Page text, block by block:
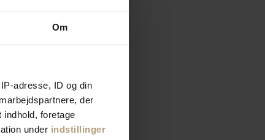
Om
adresse, ID og din
der
indhold, foretage
under indstillinger